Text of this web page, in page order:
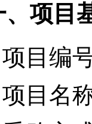
、项目
项目编
项目名